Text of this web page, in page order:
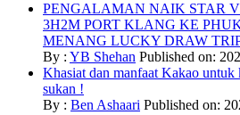
PENGALAMAN NAIK STAR
3H2M PORT KLANG KE
MENANG LUCKY DRAW
By : YB Shehan Published on:
Khasiat dan manfaat Kakao untuk
sukan !
By : Ben Ashaari Published on: